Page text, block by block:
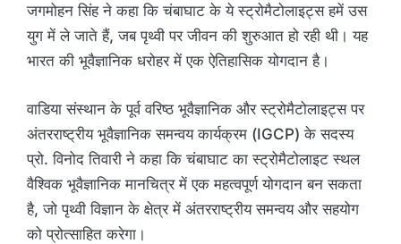
जगमोहन सिंह ने कहा कि चंबाघाट के ये स्ट्रोमैटोलाइट्स हमें उस
युग में ले जाते हैं, जब पृथ्वी पर जीवन की शुरुआत हो रही थी। यह
भारत की भूवैज्ञानिक धरोहर में एक ऐतिहासिक योगदान है।
वाडिया संस्थान के पूर्व वरिष्ठ भूवैज्ञानिक और स्ट्रोमैटोलाइट्स पर
अंतरराष्ट्रीय भूवैज्ञानिक समन्वय कार्यक्रम (IGCP) के सदस्य
प्रो. विनोद तिवारी ने कहा कि चंबाघाट का स्ट्रोमैटोलाइट स्थल
वैश्विक भूवैज्ञानिक मानचित्र में एक महत्वपूर्ण योगदान बन सकता
है, जो पृथ्वी विज्ञान के क्षेत्र में अंतरराष्ट्रीय समन्वय और सहयोग
को प्रोत्साहित करेगा।